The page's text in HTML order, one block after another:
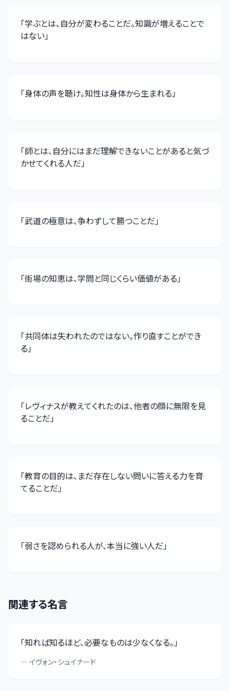
「学ぶとは、自分が変わることだ。知識が増えることで
はない」
「身体の声を聴け。知性は身体から生まれる」
「師とは、自分にはまだ理解できないことがあると気づ
かせてくれる人だ」
「武道の極意は、争わずして勝つことだ」
「街場の知恵は、学問と同じくらい価値がある」
「共同体は失われたのではない。作り直すことができ
る」
「レヴィナスが教えてくれたのは、他者の顔に無限を見
ることだ」
「教育の目的は、まだ存在しない問いに答える力を育
てることだ」
「弱さを認められる人が、本当に強い人だ」
関連する名言
「知れば知るほど、必要なものは少なくなる。」
— イヴォン・シュイナード